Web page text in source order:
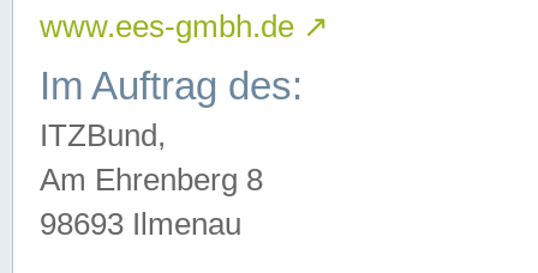
www.ees-gmbh.de ↗
Im Auftrag des:
ITZBund,
Am Ehrenberg 8
98693 Ilmenau